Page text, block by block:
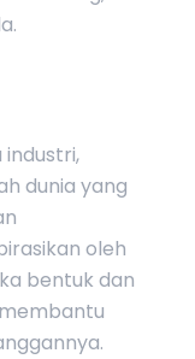
industri,
dunia yang
oleh
bentuk dan